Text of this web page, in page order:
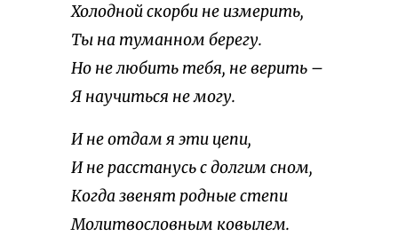
Холодной скорби не измерить,
Ты на туманном берегу.
Но не любить тебя, не верить –
Я научиться не могу.
И не отдам я эти цепи,
И не расстанусь с долгим сном,
Когда звенят родные степи
Молитвословным ковылем.